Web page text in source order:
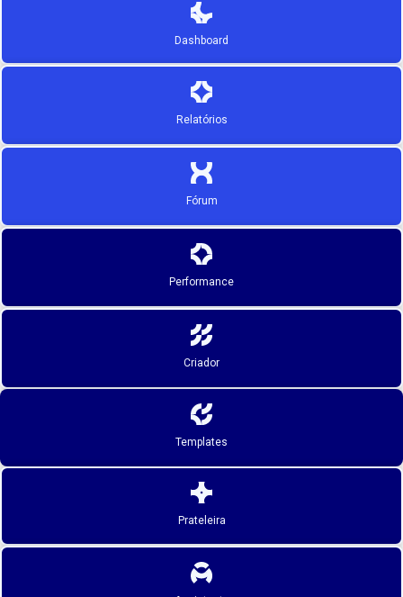
Dashboard
Relatórios
Fórum
Performance
Criador
Templates
Prateleira